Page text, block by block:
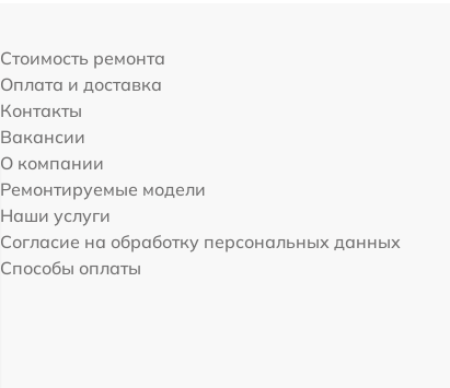
Стоимость ремонта
Оплата и доставка
Контакты
Вакансии
О компании
Ремонтируемые модели
Наши услуги
Согласие на обработку персональных данных
Способы оплаты